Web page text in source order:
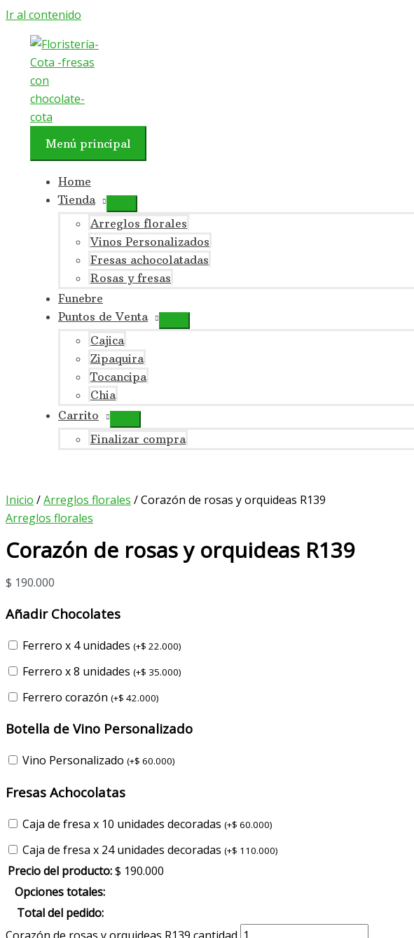
Ir al contenido
Menú principal
Home
Tienda
Arreglos florales
Vinos Personalizados
Fresas achocolatadas
Rosas y fresas
Funebre
Puntos de Venta
Cajica
Zipaquira
Tocancipa
Chia
Carrito
Finalizar compra
Inicio /Arreglos florales / Corazón de rosas y orquideas R139
Arreglos florales
Corazón de rosas y orquideas R139
$ 190.000
Añadir Chocolates
Ferrero x 4 unidades (+$ 22.000)
Ferrero x 8 unidades (+$ 35.000)
Ferrero corazón (+$ 42.000)
Botella de Vino Personalizado
Vino Personalizado (+$ 60.000)
Fresas Achocolatas
Caja de fresa x 10 unidades decoradas (+$ 60.000)
Caja de fresa x 24 unidades decoradas (+$ 110.000)
Precio del producto:$ 190.000
Opciones totales:
Total del pedido:
Corazón de rosas y orquideas R139 cantidad